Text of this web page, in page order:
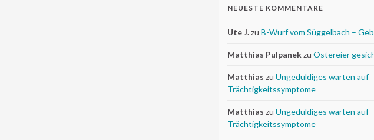
NEUESTE KOMMENTARE
Ute J.zu B-Wurf vom Süggelbach –
Matthias Pulpanekzu Ostereier
Matthias zu Ungeduldiges warten auf
Trächtigkeitssymptome
Matthias zu Ungeduldiges warten auf
Trächtigkeitssymptome